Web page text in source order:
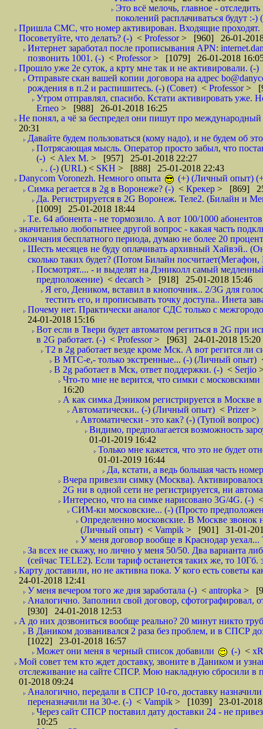
Это всё мелочь, главное -
поколений расплачиваться будут :-)
Пришла СМС, что номер активирован. Входящие проходят.
Посоветуйте, что делать? (-) < Professor> [960] 26-01-
Интернет заработал после прописывания APN:
позвонить 1001. (-) < Professor> [1079] 26-01-2018
Прошло уже 2е суток, а крту мне так и не активировали. (-)
Отправьте скан вашей копии договора на адрес
рождения в п.2 и распишитесь. (-) (Совет) < Professor>
Утром отправлял, спасибо. Кстати активировать уже.
Erneo > [988] 26-01-2018 16:25
Не понял, а чё за беспредел они пишут про
20:31
Давайте будем пользоваться (кому надо), и не будем об
Потрясающая мысль. Оператор просто забыл, что
(-) < Alex M. > [957] 25-01-2018 22:27
. (-) (URL) < SKH > [888] 25-01-2018 22:43
Danycom Voronezh. Немного опыта
(+) (Личный опыт)
Симка регается в 2g в Воронеже? (-) < Крекер > [869]
Да. Регистрируется в 2G Воронеж. Теле2. (Билайн и
[1009] 25-01-2018 18:44
Т.е. 64 абонента - не тормозило. А вот 100/1000
значительно любопытнее другой вопрос - какая часть
окончания бесплатного периода, думаю не более 20
Шесть месяцев не буду оплачивать архивный Хайвэй..
сколько таких будет? (Потом Билайн
Посмотрят.... - и выделят на Дэниколл самый
предположение) < decarch > [918] 25-01-2018 15:46
Я его, Деником, вставил в кнопочник.. 2/3G для
тестить его, и прописывать точку доступа.. Инета
Почему нет. Практически аналог СДС только с
24-01-2018 15:16
Вот если в Твери будет автоматом региться в 2G при
в 2G работает. (-) < Professor> [963] 24-01-2018 15:20
T2 в 2g работает везде кроме Мск. А вот регится
В МТС-е,- только экстренные... (-) (Личный опыт)
В 2g работает в Мск, ответ поддержки. (-) < Serjio
Что-то мне не верится, что симки с
16:20
А как симка Дэником регистрируется в Москве
Автоматически.. (-) (Личный опыт) < Prizer>
Автоматически - это как? (-) (Тупой вопрос)
Видимо, предполагается возможность
01-01-2019 16:42
Только мне кажется, что это не будет
01-01-2019 16:44
Да, кстати, а ведь большая часть
Вчера привезли симку (Москва).
2G ни в одной сети не регистрируется, ни
Интересно, что на симке нарисовано 3G/4G. (-)
СИМ-ки московские... (-) (Просто
Определенно московские. В Москве звонок
(Личный опыт) < Vampik > [901] 31-01-
У меня договор вообще в Краснодар
За всех не скажу, но лично у меня 50/50. Два варианта
(сейчас TELE2). Если тариф останется таких же, то
Карту доставили, но не активна пока. У кого есть советы
24-01-2018 12:41
У меня вечером того же дня заработала (-) < antropka >
Аналогично. Заполнил свой договор,
[930] 24-01-2018 12:53
А до них дозвониться вообще реально? 20 минут никто
В Даником дозванивался 2 раза без проблем, и в СПСР
[1022] 23-01-2018 16:57
Может они меня в черный список добавили
(-) <
Мой совет тем кто ждет доставку, звоните в Даником и
отслеживание на сайте СПСР. Мою накладную сбросили
01-2018 09:24
Аналогично, передали в СПСР 10-го, доставку
переназначили на 30-е. (-) < Vampik > [1039] 23-01-2018
Через сайт СПСР поставил дату доставки 24 - не
10:25